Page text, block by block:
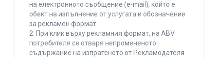
на електронното съобщение (e-mail), който е
обект на изпълнение от услугата и обозначение
за рекламен формат.
2. При клик върху рекламния формат, на ABV
потребителя се отваря непромененото
съдържание на изпратеното от Рекламодателя